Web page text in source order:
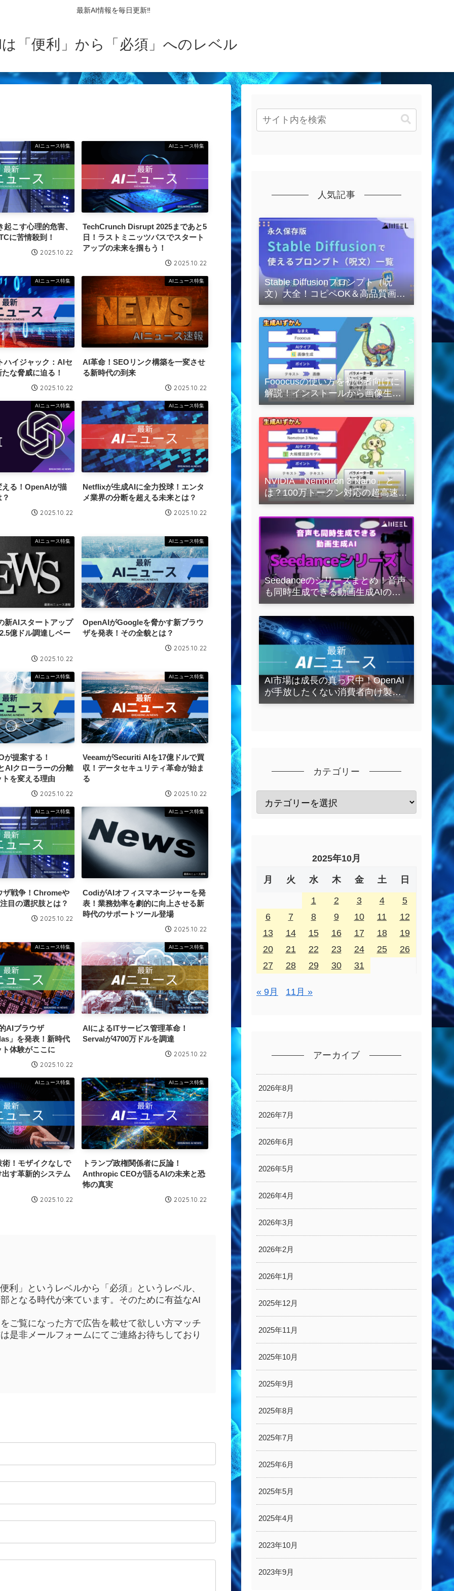
最新AI情報を毎日更新‼
「便利」から「必須」へのレベル
AIニュース特集
こす心理的危害、
に苦情殺到！
2025.10.22
AIニュース特集
TechCrunch Disrupt 2025まであと5
日！ラストミニッツパスでスタート
アップの未来を掴もう！
2025.10.22
AIニュース特集
ハイジャック：AIセ
な脅威に迫る！
2025.10.22
AIニュース特集
AI革命！SEOリンク構築を一変させ
る新時代の到来
2025.10.22
AIニュース特集
る！OpenAIが描
2025.10.22
AIニュース特集
Netflixが生成AIに全力投球！エンタ
メ業界の分断を超える未来とは？
2025.10.22
AIニュース特集
新AIスタートアップ
億ドル調達しベー
2025.10.22
AIニュース特集
OpenAIがGoogleを脅かす新ブラウ
ザを発表！その全貌とは？
2025.10.22
AIニュース特集
提案する！
AIクローラーの分離
を変える理由
2025.10.22
AIニュース特集
VeeamがSecuriti AIを17億ドルで買
収！データセキュリティ革命が始ま
る
2025.10.22
AIニュース特集
ザ戦争！Chromeや
目の選択肢とは？
2025.10.22
AIニュース特集
CodiがAIオフィスマネージャーを発
表！業務効率を劇的に向上させる新
時代のサポートツール登場
2025.10.22
AIニュース特集
AIブラウザ
」を発表！新時代
体験がここに
2025.10.22
AIニュース特集
AIによるITサービス管理革命！
Servalが4700万ドルを調達
2025.10.22
AIニュース特集
！モザイクなしで
す革新的システム
2025.10.22
AIニュース特集
トランプ政権関係者に反論！
Anthropic CEOが語るAIの未来と恐
怖の真実
2025.10.22
利」というレベルから「必須」というレベル、
となる時代が来ています。そのために有益なAI
ご覧になった方で広告を載せて欲しい方マッチ
是非メールフォームにてご連絡お待ちしており
人気記事
Stable Diffusionプロンプト（呪
文）大全！コピペOK＆高品質画像
を作るコツの完全保存版
Fooocusの使い方を初心者向けに
解説！インストールから画像生成
の実践まで紹介
NVIDIA「Nemotron 3 Nano」と
は？100万トークン対応の超高速
LLMを徹底解説
Seedanceのシリーズまとめ！音声
も同時生成できる動画生成AIの全
容を解説
AI市場は成長の真っ只中！OpenAI
が手放したくない消費者向け製品
とは？
カテゴリー
2025年10月
月 火 水 木 金 土 日
1 2 3 4
5
6
7 8 9 10 11
12
13
14 15 16 17 18
19
20
21 22 23 24 25
26
27
28 29 30 31
« 9月 11月 »
アーカイブ
2026年8月
2026年7月
2026年6月
2026年5月
2026年4月
2026年3月
2026年2月
2026年1月
2025年12月
2025年11月
2025年10月
2025年9月
2025年8月
2025年7月
2025年6月
2025年5月
2025年4月
2023年10月
2023年9月